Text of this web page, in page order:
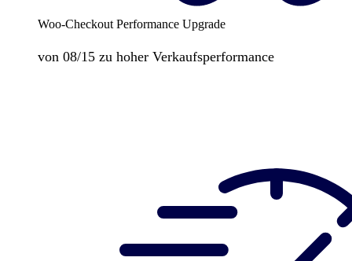
Woo-Checkout Performance Upgrade
von 08/15 zu hoher Verkaufsperformance